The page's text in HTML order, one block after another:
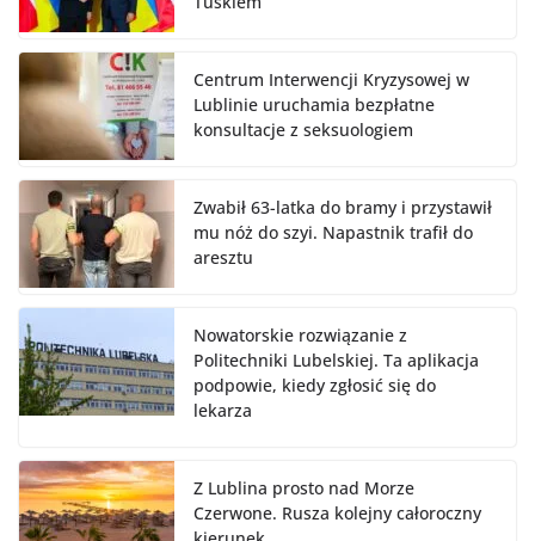
Centrum Interwencji Kryzysowej w
Lublinie uruchamia bezpłatne
konsultacje z seksuologiem
Zwabił 63-latka do bramy i przystawił
mu nóż do szyi. Napastnik trafił do
aresztu
Nowatorskie rozwiązanie z
Politechniki Lubelskiej. Ta aplikacja
podpowie, kiedy zgłosić się do
lekarza
Z Lublina prosto nad Morze
Czerwone. Rusza kolejny całoroczny